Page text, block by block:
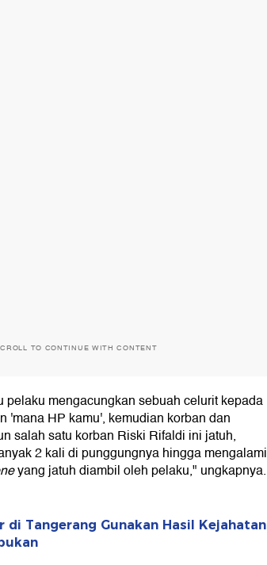
TO CONTINUE WITH CONTENT
pelaku mengacungkan sebuah celurit kepada
'mana HP kamu', kemudian korban dan
salah satu korban Riski Rifaldi ini jatuh,
2 kali di punggungnya hingga mengalami
yang jatuh diambil oleh pelaku," ungkapnya.
di Tangerang Gunakan Hasil Kejahatan